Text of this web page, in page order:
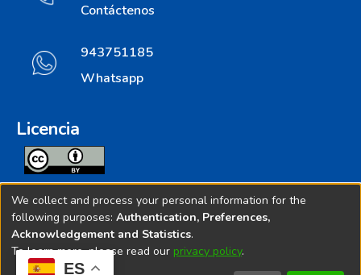
ES
Contáctenos
943751185
Whatsapp
Licencia
Todos los contenidos de repositorio.ins.gob.pe estan
licenciados bajo
Creative Commoms License
© 2025. Instituto Nacional de Salud - Implementado por
We collect and process your personal information for the
following purposes: Authentication, Preferences,
Acknowledgement and Statistics.
To learn more, please read our privacy policy.